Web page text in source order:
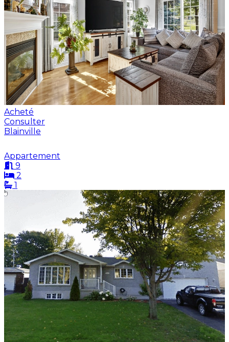
Acheté
Consulter
Blainville
Appartement
9
2
1